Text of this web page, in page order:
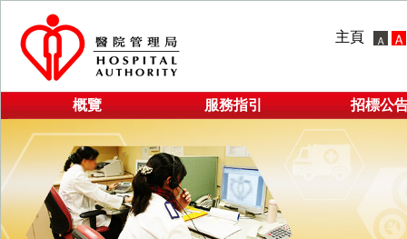
主頁
概覽 服務指引 招標公